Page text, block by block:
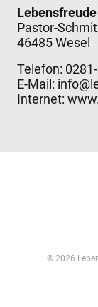
Pastor-
46485 Wesel
Telefon:
E-Mail:
Internet:
© 2026